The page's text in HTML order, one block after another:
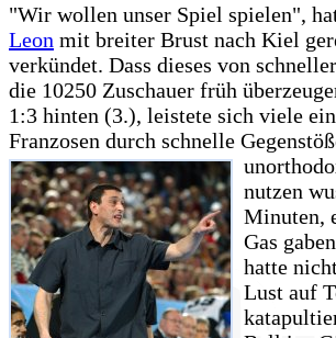
"Wir wollen unser Spiel spielen",
Leon mit breiter Brust nach Kiel
verkündet. Dass dieses von
die 10250 Zuschauer früh
1:3 hinten (3.), leistete sich viele
Franzosen durch schnelle
nutzen
Minuten,
Gas
hatte
Lust auf